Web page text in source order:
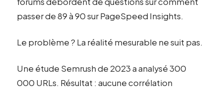
passer de 89 à 90 sur PageSpeed Insights.
Le problème ? La réalité mesurable ne suit pas.
Une étude Semrush de 2023 a analysé 300
000 URLs. Résultat : aucune corrélation